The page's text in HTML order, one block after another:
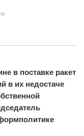
в поставке ракет
в их недостаче